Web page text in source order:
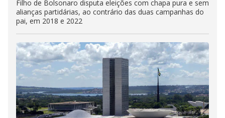
Filho de Bolsonaro disputa eleições com chapa pura e sem
alianças partidárias, ao contrário das duas campanhas do
pai, em 2018 e 2022